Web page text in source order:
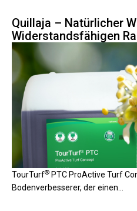
Quillaja – Natürlicher
Widerstandsfähigen
TourTurf® PTC ProActive Turf
Bodenverbesserer, der einen...